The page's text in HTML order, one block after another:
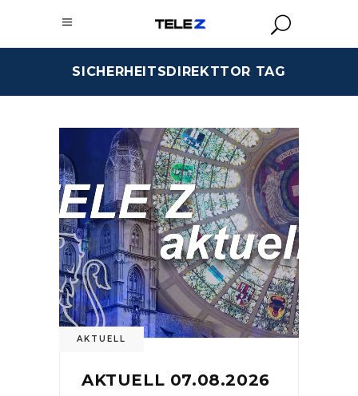
SICHERHEITSDIREKTTOR TAG
AKTUELL
AKTUELL 07.08.2026